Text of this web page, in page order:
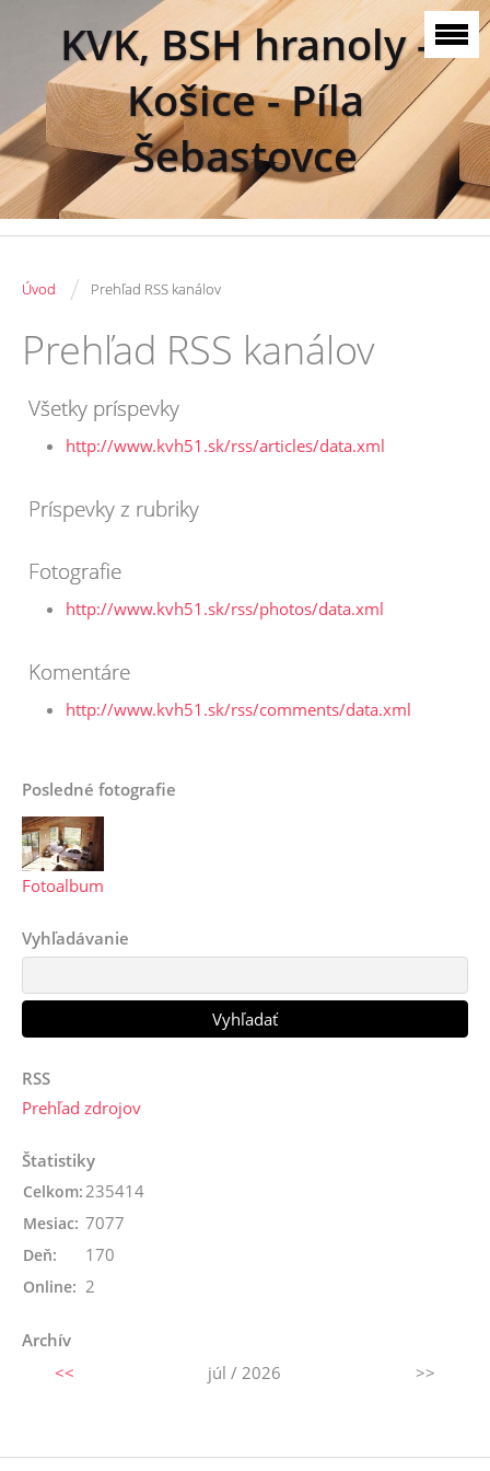
KVK, BSH hranoly -
Košice - Píla
Šebastovce
Úvod / Prehľad RSS kanálov
Prehľad RSS kanálov
Všetky príspevky
http://www.kvh51.sk/rss/articles/data.xml
Príspevky z rubriky
Fotografie
http://www.kvh51.sk/rss/photos/data.xml
Komentáre
http://www.kvh51.sk/rss/comments/data.xml
Posledné fotografie
Fotoalbum
Vyhľadávanie
RSS
Prehľad zdrojov
Štatistiky
Online: 2
Celkom: 235414
Mesiac: 7077
Deň: 170
Archív
<<
júl / 2026 >>